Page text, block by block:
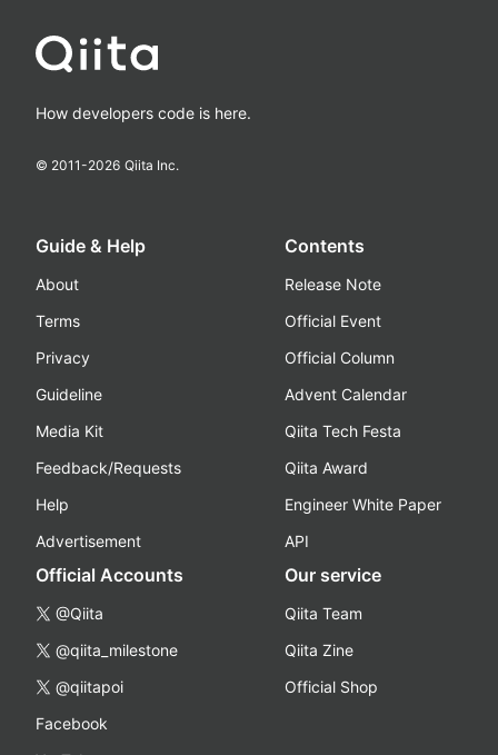
How developers code is here.
© 2011-2026 Qiita Inc.
Guide & Help
About
Terms
Privacy
Guideline
Media Kit
Feedback/Requests
Help
Advertisement
Contents
Release Note
Official Event
Official Column
Advent Calendar
Qiita Tech Festa
Qiita Award
Engineer White Paper
API
Official Accounts
@Qiita
@qiita_milestone
@qiitapoi
Facebook
Our service
Qiita Team
Qiita Zine
Official Shop